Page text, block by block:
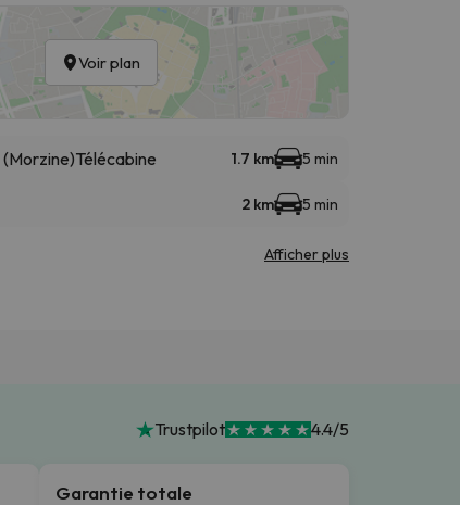
Voir plan
Télécabine 1.7 km 5 min
2 km 5 min
Afficher plus
Trustpilot 4.4/5
Garantie totale